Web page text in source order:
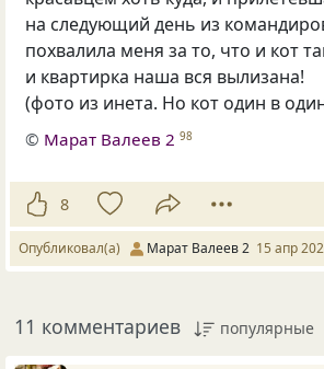
на следующий день из
похвалила меня за то, что и кот
и квартирка наша вся вылизана!
(фото из инета. Но кот один в
© Марат Валеев 2 98
8
Опубликовал(а) Марат Валеев 2 15 апр
11 комментариев популярные